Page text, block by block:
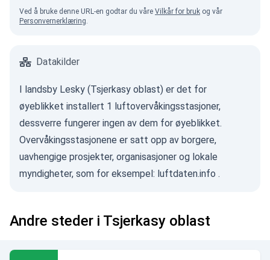
Ved å bruke denne URL-en godtar du våre Vilkår for bruk og vår
Personvernerklæring.
Datakilder
I landsby Lesky (Tsjerkasy oblast) er det for
øyeblikket installert 1 luftovervåkingsstasjoner,
dessverre fungerer ingen av dem for øyeblikket.
Overvåkingsstasjonene er satt opp av borgere,
uavhengige prosjekter, organisasjoner og lokale
myndigheter, som for eksempel: luftdaten.info .
Andre steder i Tsjerkasy oblast